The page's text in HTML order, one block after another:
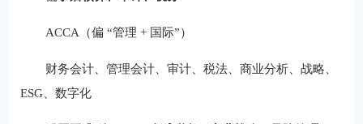
ACCA（偏 “管理 + 国际”）
财务会计、管理会计、审计、税法、商业分析、战略、
ESG、数字化